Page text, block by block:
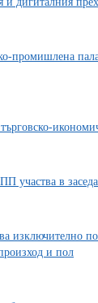
промишлена
участва в
изключително
и пол